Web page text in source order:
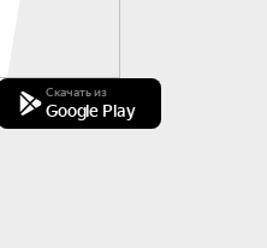
Скачать из
Google Play